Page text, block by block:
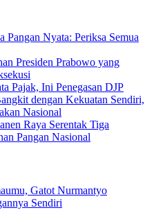
Pangan Nyata: Periksa Semua
Presiden Prabowo yang
Pajak, Ini Penegasan DJP
dengan Kekuatan Sendiri,
Nasional
Raya Serentak Tiga
Pangan Nasional
Gatot Nurmantyo
Sendiri